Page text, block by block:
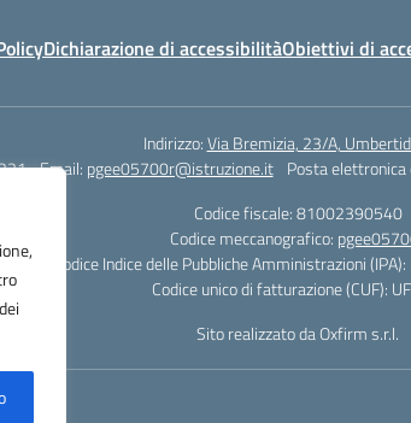
Dichiarazione di accessibilitàObiettivi di
Indirizzo:Via Bremizia, 23/A,
Email: pgee05700r@istruzione.it Posta elettronica
Codice fiscale: 81002390540
Codice meccanografico:
Codice Indice delle Pubbliche Amministrazioni
Codice unico di fatturazione (CUF):
Sito realizzato da Oxfirm s.r.l.